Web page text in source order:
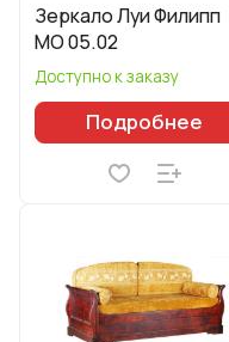
Зеркало Луи Филипп
МО 05.02
Доступно к заказу
Подробнее